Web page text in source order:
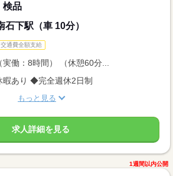
検品
下駅（車 10分）
交通費全額支給
働：8時間） （休憩60分...
暇あり ◆完全週休2日制
もっと見る
求人詳細を見る
1週間以内公開